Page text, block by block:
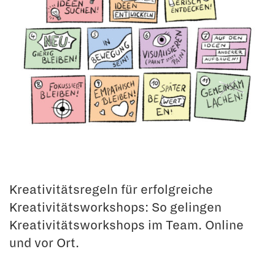
Kreativitätsregeln für erfolgreiche
Kreativitätsworkshops: So gelingen
Kreativitätsworkshops im Team. Online
und vor Ort.